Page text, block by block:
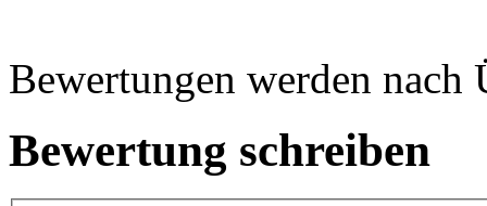
Bewertungen werden
Bewertung schreiben